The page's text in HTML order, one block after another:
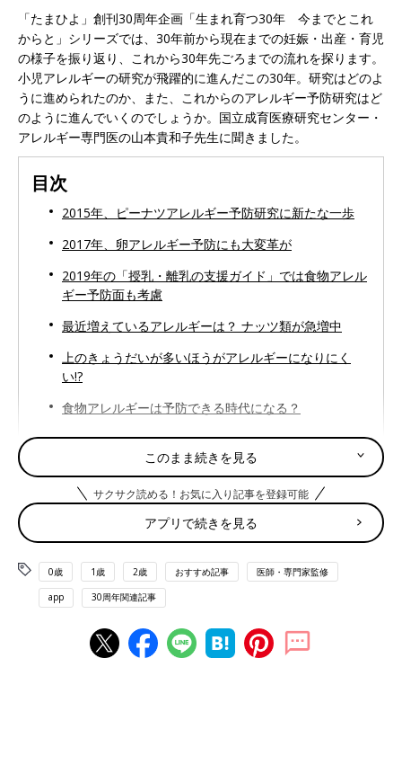
「たまひよ」創刊30周年企画「生まれ育つ30年 今までとこれ
からと」シリーズでは、30年前から現在までの妊娠・出産・育児
の様子を振り返り、これから30年先ごろまでの流れを探ります。
小児アレルギーの研究が飛躍的に進んだこの30年。研究はどのよ
うに進められたのか、また、これからのアレルギー予防研究はど
のように進んでいくのでしょうか。国立成育医療研究センター・
アレルギー専門医の山本貴和子先生に聞きました。
目次
2015年、ピーナツアレルギー予防研究に新たな一歩
2017年、卵アレルギー予防にも大変革が
2019年の「授乳・離乳の支援ガイド」では食物アレル
ギー予防面も考慮
最近増えているアレルギーは？ ナッツ類が急増中
上のきょうだいが多いほうがアレルギーになりにく
い!?
食物アレルギーは予防できる時代になる？
山本貴和子 先生
PROFILE：小児アレルギー科医。国立成育医療研究センタ
ー アレルギーセンター室長。日本小児科学会指導医。日本
アレルギー学会指導医。2003年山口大学医学部医学科卒業、
2009年より国立成育医療研究センター勤務。小児科学、免疫
アレルギー学、公衆衛生が専門。小児アレルギーのリスク因
子の同定や予防法の研究開発を行う。2児の母。
2015年、ピーナツアレルギー予防研究に新たな一歩
このまま続きを見る
サクサク読める！お気に入り記事を登録可能
アプリで続きを見る
0歳 1歳 2歳 おすすめ記事 医師・専門家監修
app 30周年関連記事